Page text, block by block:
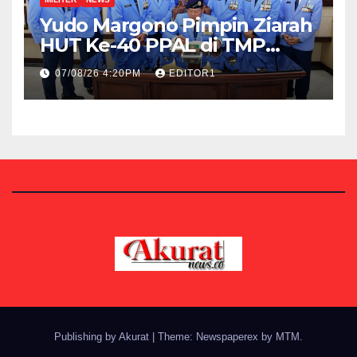
Yudo Margono Pimpin Ziarah
HUT Ke-40 PPAL di TMP
Kalibata
07/08/26 4:20PM EDITOR1
Publishing by Akurat Theme: Newspaperex by MTM